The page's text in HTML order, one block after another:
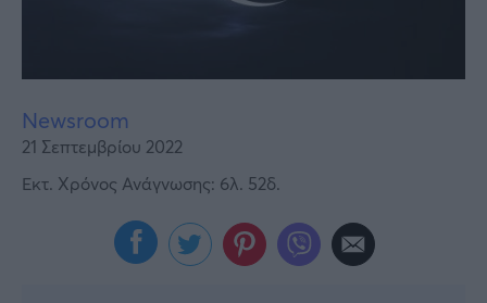
Newsroom
21 Σεπτεμβρίου 2022
Εκτ. Χρόνος Ανάγνωσης: 6λ. 52δ.